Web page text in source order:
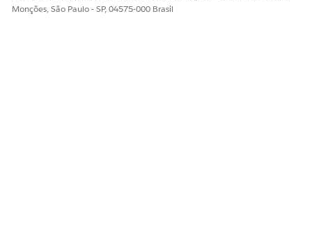
Monções, São Paulo - SP, 04575-000 Brasil